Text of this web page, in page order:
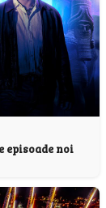
episoade noi